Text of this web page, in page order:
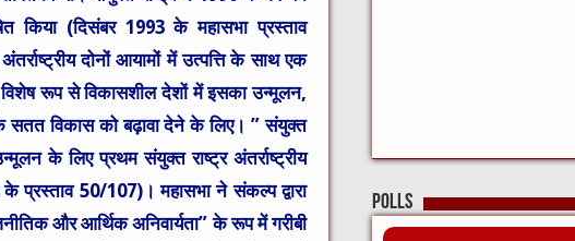
किया (दिसंबर 1993 के महासभा प्रस्ताव
दोनों आयामों में उत्पत्ति के साथ एक
रूप से विकासशील देशों में इसका उन्मूलन,
सतत विकास को बढ़ावा देने के लिए। ” संयुक्त
के लिए प्रथम संयुक्त राष्ट्र अंतर्राष्ट्रीय
50/107)। महासभा ने संकल्प द्वारा
और आर्थिक अनिवार्यता” के रूप में गरीबी
Polls